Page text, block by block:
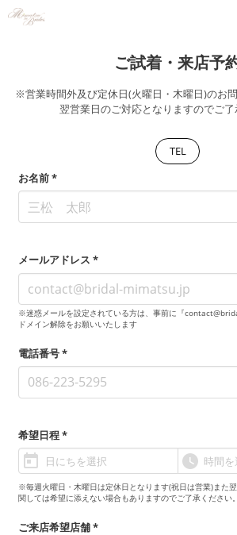
ご試着・来店予
※営業時間外及び定休日(火曜日・木曜日)のお問
翌営業日のご対応となりますのでご了
TEL
お名前 *
メールアドレス *
※迷惑メールを設定されている方は、事前に『
ドメイン解除をお願いいたします
電話番号 *
希望日程 *
※毎週火曜日・木曜日は定休日となります(祝日は営業)また
関しては希望に添えない場合もありますのでご了承ください。
ご来店希望店舗 *